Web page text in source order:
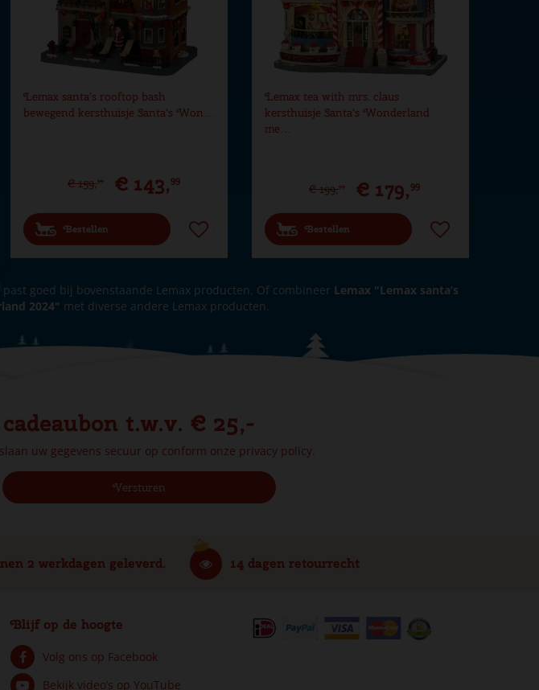
Lemax santa's rooftop bash
bewegend kersthuisje Santa's Won…
€ 159,99 € 143,99
Bestellen
Lemax tea with mrs. claus
kersthuisje Santa's Wonderland
me…
€ 199,99 € 179,99
Bestellen
past goed bij bovenstaande Lemax producten. Of combineer Lemax "Lemax santa‘s
2024" met diverse andere Lemax producten.
t.w.v. € 25,-
uw gegevens secuur op conform onze privacy policy.
2 werkdagen geleverd. 14 dagen retourrecht
Blijf op de hoogte
Volg ons op Facebook
Bekijk video’s op YouTube